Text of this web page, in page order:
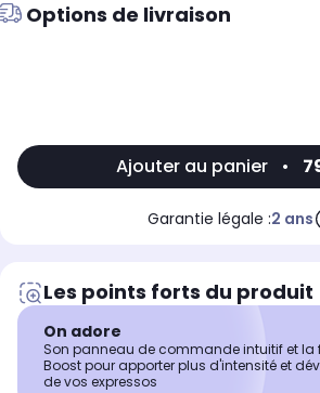
Options de livraison
Ajouter au panier •
Garantie légale :2 ans
Les points forts du produit
On adore
Son panneau de commande intuitif et la
Boost pour apporter plus d'intensité et
de vos expressos